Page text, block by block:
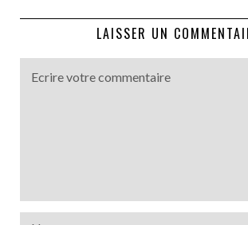
LAISSER UN